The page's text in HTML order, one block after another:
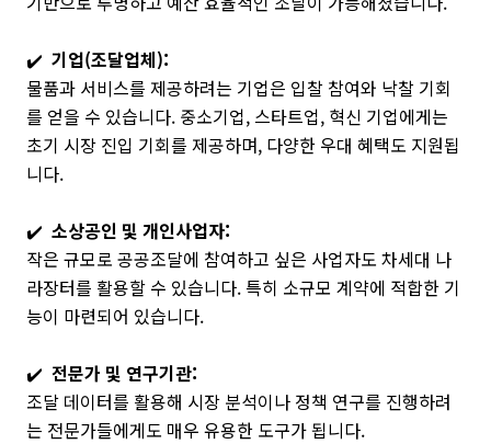
✔️ 기업(조달업체):
물품과 서비스를 제공하려는 기업은 입찰 참여와 낙찰 기회
를 얻을 수 있습니다. 중소기업, 스타트업, 혁신 기업에게는
초기 시장 진입 기회를 제공하며, 다양한 우대 혜택도 지원됩
니다.
✔️ 소상공인 및 개인사업자:
작은 규모로 공공조달에 참여하고 싶은 사업자도 차세대 나
라장터를 활용할 수 있습니다. 특히 소규모 계약에 적합한 기
능이 마련되어 있습니다.
✔️ 전문가 및 연구기관:
조달 데이터를 활용해 시장 분석이나 정책 연구를 진행하려
는 전문가들에게도 매우 유용한 도구가 됩니다.